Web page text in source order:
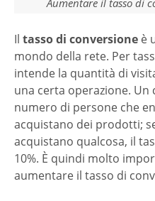
Aumentare il tasso di
Il tasso di conversione è
mondo della rete. Per
intende la quantità di
una certa operazione. Un
numero di persone che
acquistano dei prodotti;
acquistano qualcosa, il
10%. È quindi molto
aumentare il tasso di